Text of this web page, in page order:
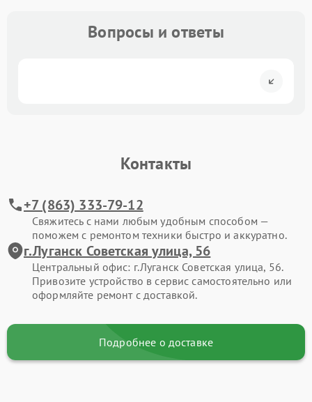
Вопросы и ответы
Контакты
+7 (863) 333-79-12
Свяжитесь с нами любым удобным способом —
поможем с ремонтом техники быстро и аккуратно.
г.Луганск Советская улица, 56
Центральный офис: г.Луганск Советская улица, 56.
Привозите устройство в сервис самостоятельно или
оформляйте ремонт с доставкой.
Подробнее о доставке